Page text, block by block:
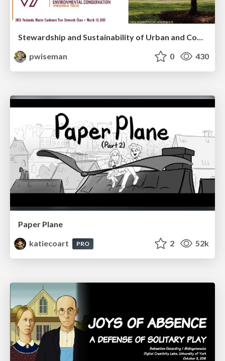
pwiseman
0 430
Paper Plane
katiecoart
PRO 2 52k